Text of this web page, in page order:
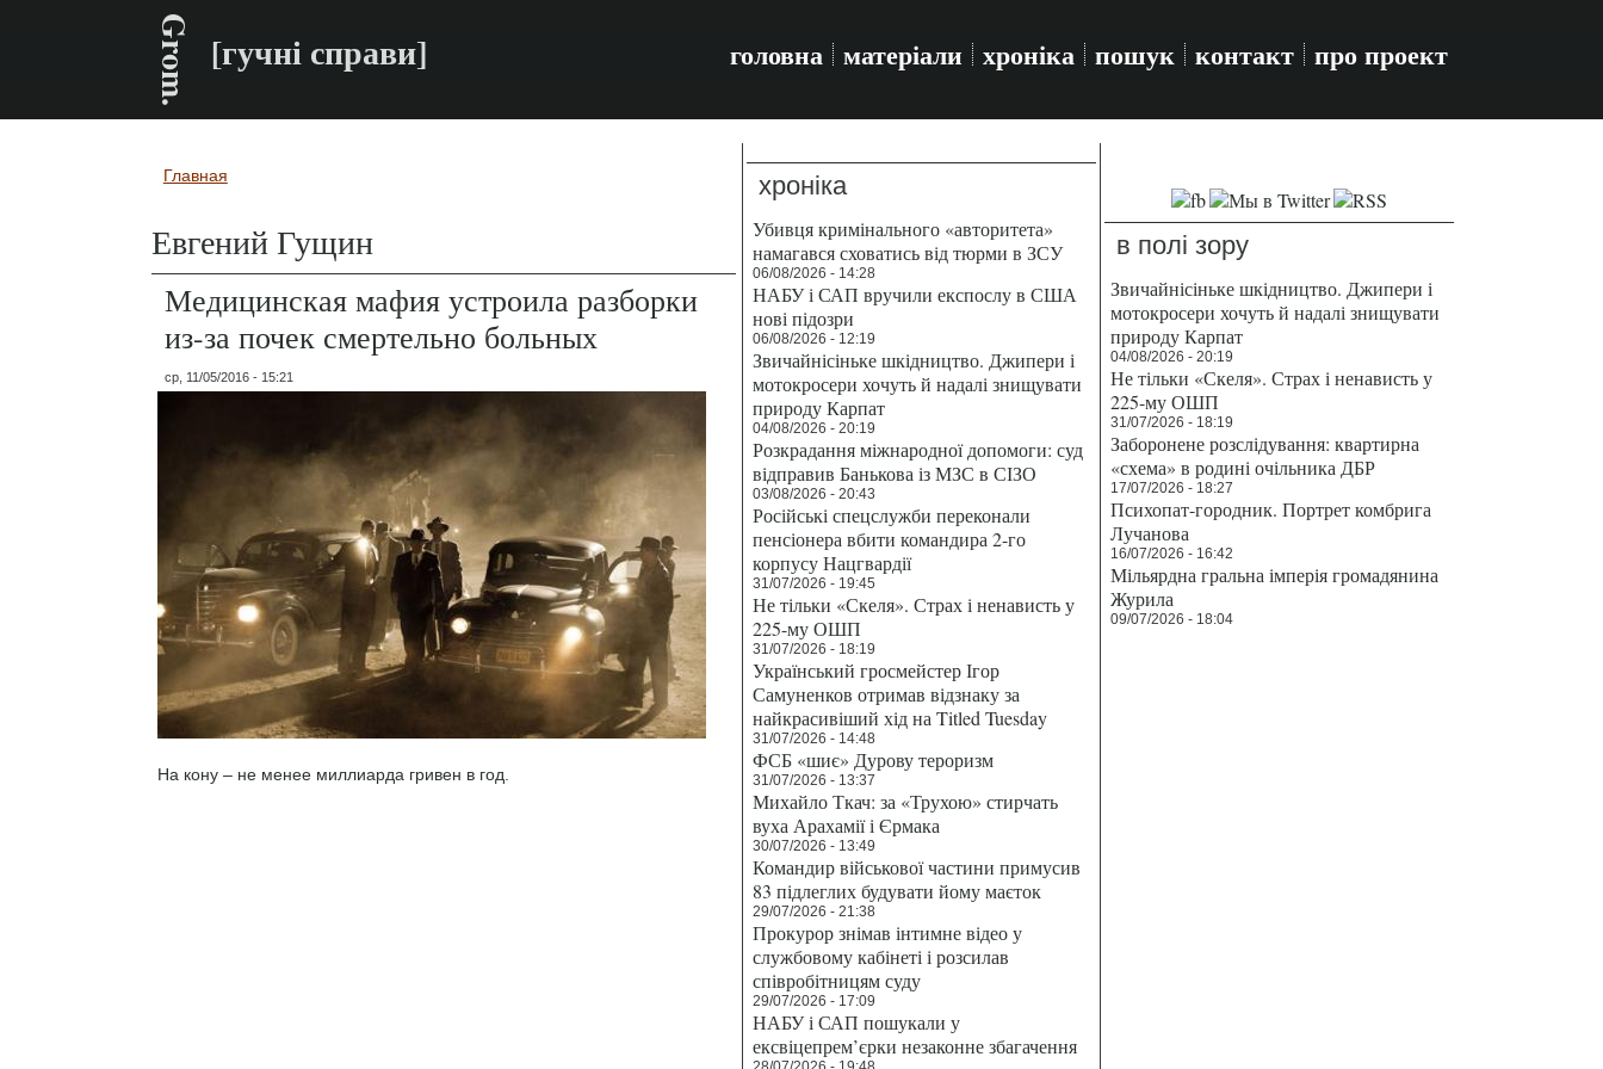
Grom. [гучні справи] головна матеріали хроніка пошук контакт про проект
Вы здесь
Главная
Евгений Гущин
Медицинская мафия устроила разборки
из-за почек смертельно больных
ср, 11/05/2016 - 15:21
На кону – не менее миллиарда гривен в год.
хроніка
Убивця кримінального «авторитета»
намагався сховатись від тюрми в ЗСУ
06/08/2026 - 14:28
НАБУ і САП вручили експослу в США
нові підозри
06/08/2026 - 12:19
Звичайнісіньке шкідництво. Джипери і
мотокросери хочуть й надалі знищувати
природу Карпат
04/08/2026 - 20:19
Розкрадання міжнародної допомоги: суд
відправив Банькова із МЗС в СІЗО
03/08/2026 - 20:43
Російські спецслужби переконали
пенсіонера вбити командира 2-го
корпусу Нацгвардії
31/07/2026 - 19:45
Не тільки «Скеля». Страх і ненависть у
225-му ОШП
31/07/2026 - 18:19
Український гросмейстер Ігор
Самуненков отримав відзнаку за
найкрасивіший хід на Titled Tuesday
31/07/2026 - 14:48
ФСБ «шиє» Дурову тероризм
31/07/2026 - 13:37
Михайло Ткач: за «Трухою» стирчать
вуха Арахамії і Єрмака
30/07/2026 - 13:49
Командир військової частини примусив
83 підлеглих будувати йому маєток
29/07/2026 - 21:38
Прокурор знімав інтимне відео у
службовому кабінеті і розсилав
співробітницям суду
29/07/2026 - 17:09
НАБУ і САП пошукали у
ексвіцепрем’єрки незаконне збагачення
в полі зору
Звичайнісіньке шкідництво. Джипери і
мотокросери хочуть й надалі знищувати
природу Карпат
04/08/2026 - 20:19
Не тільки «Скеля». Страх і ненависть у
225-му ОШП
31/07/2026 - 18:19
Заборонене розслідування: квартирна
«схема» в родині очільника ДБР
17/07/2026 - 18:27
Психопат-городник. Портрет комбрига
Лучанова
16/07/2026 - 16:42
Мільярдна гральна імперія громадянина
Журила
09/07/2026 - 18:04